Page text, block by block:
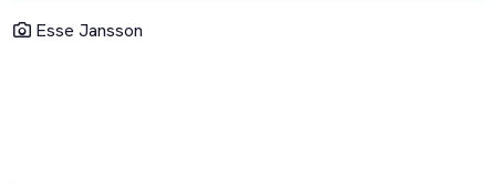
Esse Jansson